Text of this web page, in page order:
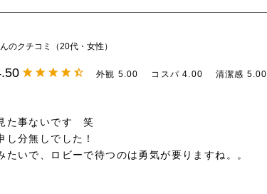
のクチコミ（20代・女性）
外観 5.00 コスパ 4.00 清潔感 5.00
た事ないです 笑
し分無しでした！
たいで、ロビーで待つのは勇気が要りますね。。